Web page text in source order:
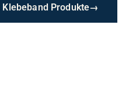
Produkte→